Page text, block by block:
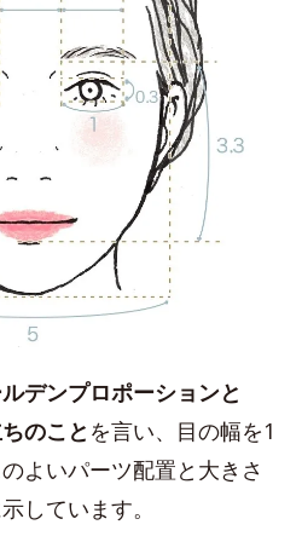
デンプロポーションと
のこと を言い、目の幅を1
よいパーツ配置と大きさ
しています。